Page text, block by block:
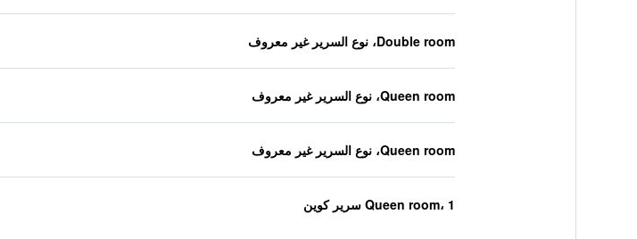
Double room، نوع السرير غير معروف
Queen room، نوع السرير غير معروف
Queen room، نوع السرير غير معروف
Queen room، 1 سرير كوين